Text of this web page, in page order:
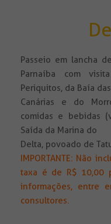
Passeio em lancha
Parnaíba com
Periquitos, da Baía das
Canárias e do
comidas e bebidas
Saída da Marina do
Delta, povoado de
IMPORTANTE: Não
taxa é de R$ 10,00
informações, entre
consultores.